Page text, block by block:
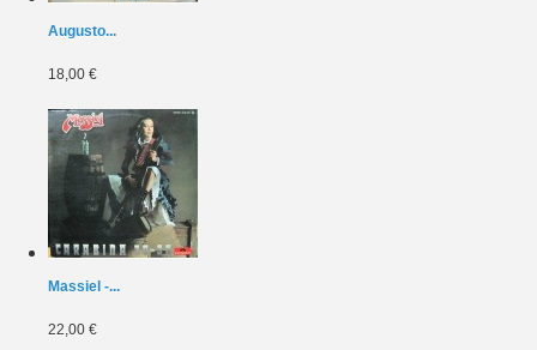
Augusto...
18,00 €
Massiel -...
22,00 €